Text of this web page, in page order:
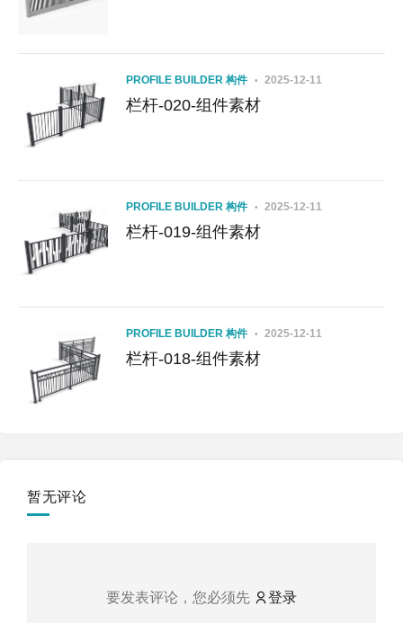
PROFILE BUILDER 构件 2025-12-11
栏杆-020-组件素材
PROFILE BUILDER 构件 2025-12-11
栏杆-019-组件素材
PROFILE BUILDER 构件 2025-12-11
栏杆-018-组件素材
暂无评论
要发表评论，您必须先 登录